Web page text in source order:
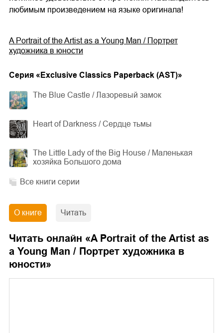
любимым произведением на языке оригинала!
A Portrait of the Artist as a Young Man / Портрет
художника в юности
Cерия « Exclusive Classics Paperback (AST)»
The Blue Castle / Лазоревый замок
Heart of Darkness / Сердце тьмы
The Little Lady of the Big House / Маленькая
хозяйка Большого дома
Все книги серии
О книге Читать
Читать онлайн «A Portrait of the Artist as
a Young Man / Портрет художника в
юности»